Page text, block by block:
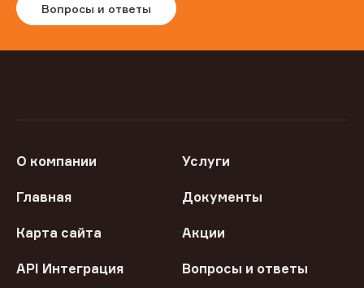
Вопросы и ответы
О компании Услуги
Главная Документы
Карта сайта Акции
API Интеграция Вопросы и ответы